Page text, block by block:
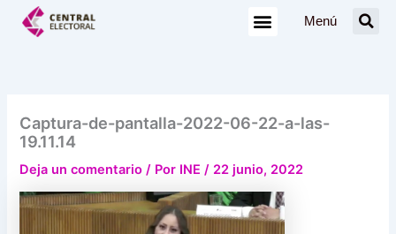
Menú
Captura-de-pantalla-2022-06-22-a-las-
19.11.14
Deja un comentario / Por INE/ 22 junio, 2022